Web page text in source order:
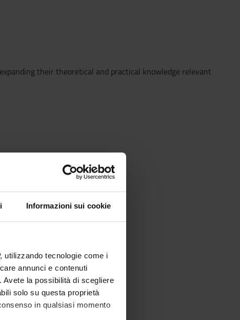
Informazioni sui cookie
utilizzando tecnologie come i
annunci e contenuti
la possibilità di scegliere
solo su questa proprietà
in qualsiasi momento
their theoretical and practical knowledge relevant